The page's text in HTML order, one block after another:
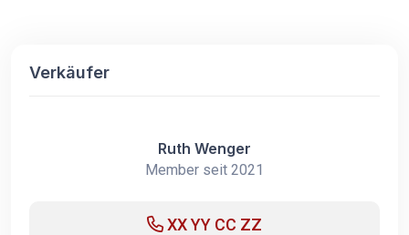
Verkäufer
Ruth Wenger
Member seit 2021
XX YY CC ZZ